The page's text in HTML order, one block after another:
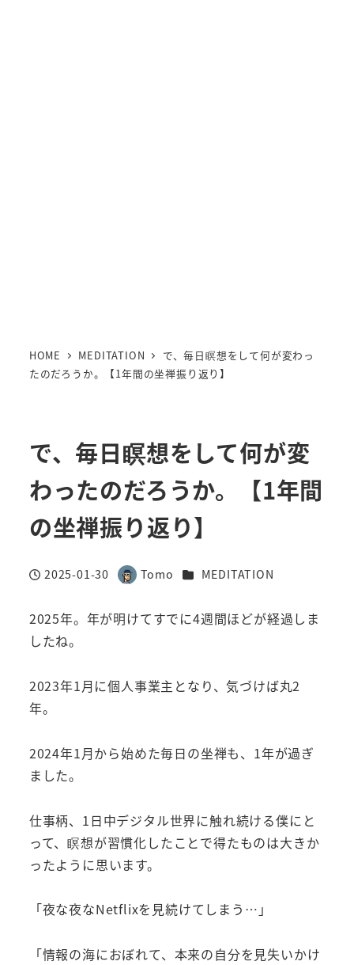
HOME MEDITATION
で、毎日瞑想をして何が変わっ
たのだろうか。【1年間の坐禅振り返り】
で、毎日瞑想をして何が変
わったのだろうか。【1年間
の坐禅振り返り】
投稿日
2025-01-30
著
Tomo カテゴリー
MEDITATION
2025年。年が明けてすでに4週間ほどが経過しま
したね。
2023年1月に個人事業主となり、気づけば丸2
年。
2024年1月から始めた毎日の坐禅も、1年が過ぎ
ました。
仕事柄、1日中デジタル世界に触れ続ける僕にと
って、瞑想が習慣化したことで得たものは大きか
ったように思います。
「夜な夜なNetflixを見続けてしまう…」
「情報の海におぼれて、本来の自分を見失いかけ